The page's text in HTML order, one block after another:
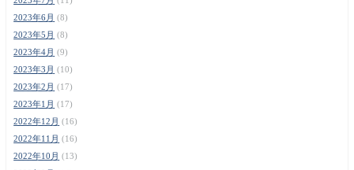
2023年6月 (8)
2023年5月 (8)
2023年4月 (9)
2023年3月 (10)
2023年2月 (17)
2023年1月 (17)
2022年12月 (16)
2022年11月 (16)
2022年10月 (13)